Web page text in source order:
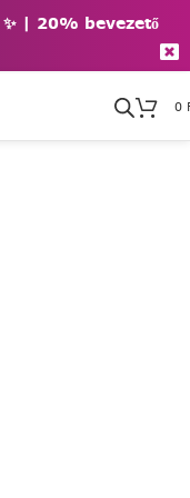
| 20% bevezető
0